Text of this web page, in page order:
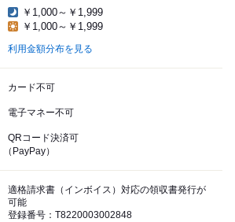
￥1,000～￥1,999
￥1,000～￥1,999
利用金額分布を見る
カード不可
電子マネー不可
QRコード決済可
（PayPay）
適格請求書（インボイス）対応の領収書発行が
可能
登録番号：T8220003002848